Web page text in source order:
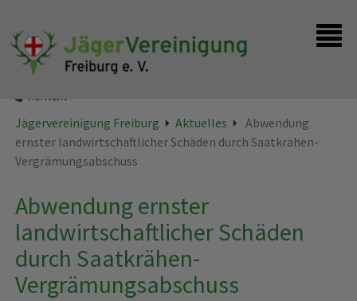
Startseite
Instagram
Kontakt
Jägervereinigung Freiburg Aktuelles
Abwendung
ernster landwirtschaftlicher Schäden durch Saatkrähen-
Vergrämungsabschuss
Abwendung ernster
landwirtschaftlicher Schäden
durch Saatkrähen-
Vergrämungsabschuss